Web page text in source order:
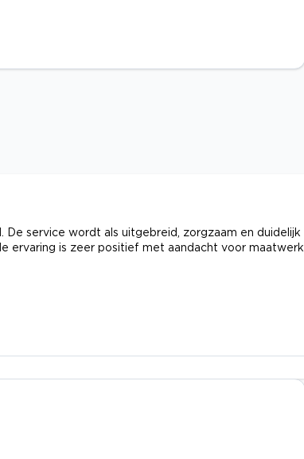
service wordt als uitgebreid, zorgzaam en duidelijk
ervaring is zeer positief met aandacht voor maatwerk